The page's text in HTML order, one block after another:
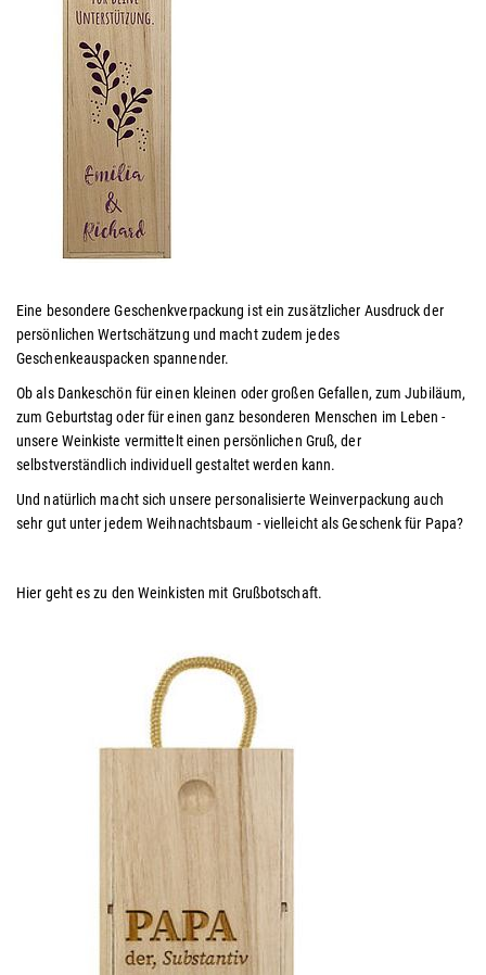
Eine besondere Geschenkverpackung ist ein zusätzlicher Ausdruck der
persönlichen Wertschätzung und macht zudem jedes
Geschenkeauspacken spannender.
Ob als Dankeschön für einen kleinen oder großen Gefallen, zum Jubiläum,
zum Geburtstag oder für einen ganz besonderen Menschen im Leben -
unsere Weinkiste vermittelt einen persönlichen Gruß, der
selbstverständlich individuell gestaltet werden kann.
Und natürlich macht sich unsere personalisierte Weinverpackung auch
sehr gut unter jedem Weihnachtsbaum - vielleicht als Geschenk für Papa?
Hier geht es zu den Weinkisten mit Grußbotschaft.